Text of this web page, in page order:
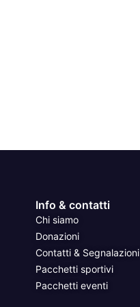
Info & contatti
Chi siamo
Donazioni
Contatti & Segnalazioni
Pacchetti sportivi
Pacchetti eventi